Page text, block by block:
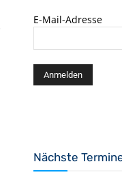
E-Mail-Adresse
Nächste